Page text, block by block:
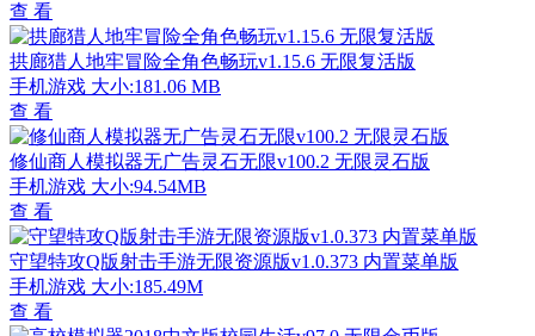
查 看
拱廊猎人地牢冒险全角色畅玩v1.15.6 无限复活版
手机游戏 大小:181.06 MB
查 看
修仙商人模拟器无广告灵石无限v100.2 无限灵石版
手机游戏 大小:94.54MB
查 看
守望特攻Q版射击手游无限资源版v1.0.373 内置菜单版
手机游戏 大小:185.49M
查 看